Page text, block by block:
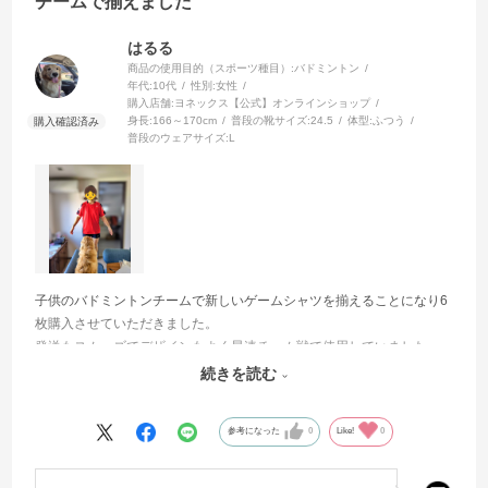
はるる
商品の使用目的（スポーツ種目）:バドミントン
年代:10代 性別:女性
購入店舗: ヨネックス【公式】オンラインショップ
身長:166～170cm 普段の靴サイズ:24.5 体型: ふつう
普段のウェアサイズ:L
子供のバドミントンチームで新しいゲームシャツを揃えることになり6
枚購入させていただきました。
発送もスムーズでデザインもよく早速チーム戦で使用していました。
身長168cm、Lサイズ少しゆったりと着用でぴったりでした！
続きを読む
参考になった 0 Like! 0